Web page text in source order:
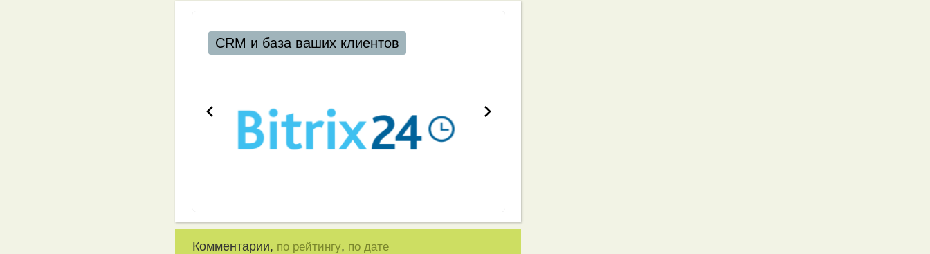
CRM и база ваших клиентов
Комментарии, по рейтингу, по дате